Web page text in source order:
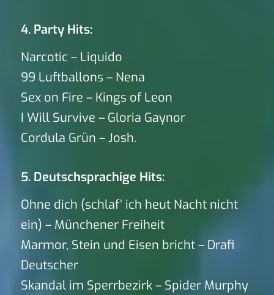
4. Party Hits:
Narcotic – Liquido
99 Luftballons – Nena
Sex on Fire – Kings of Leon
I Will Survive – Gloria Gaynor
Cordula Grün – Josh.
5. Deutschsprachige Hits:
Ohne dich (schlaf’ ich heut Nacht nicht
ein) – Münchener Freiheit
Marmor, Stein und Eisen bricht – Drafi
Deutscher
Skandal im Sperrbezirk – Spider Murphy